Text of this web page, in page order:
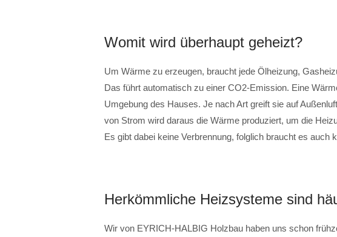
Womit wird überhaupt geheizt?
Um Wärme zu erzeugen, braucht jede Ölheizung,
Das führt automatisch zu einer CO2-Emission. Eine
Umgebung des Hauses. Je nach Art greift sie auf
von Strom wird daraus die Wärme produziert, um die
Es gibt dabei keine Verbrennung, folglich braucht es auch
Herkömmliche Heizsysteme sind
Wir von EYRICH-HALBIG Holzbau haben uns schon